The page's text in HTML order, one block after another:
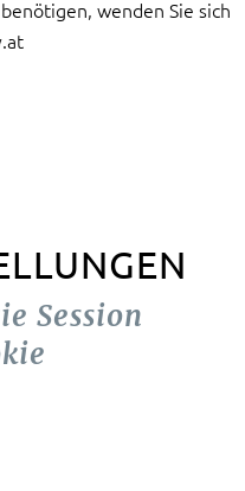
wenden Sie sich
Session